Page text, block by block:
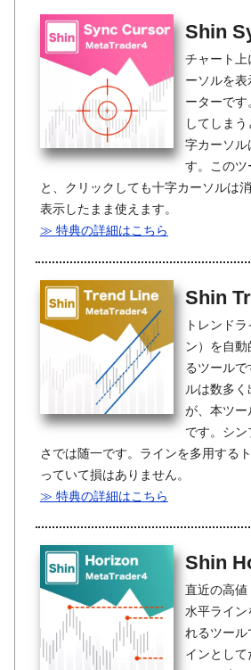
Shin
チャート上
ーソルを表
ーターです
してしま
字カーソル
す。このツ
と、クリックしても十字カーソルは
表示したまま使えます。
≫ 特典の詳細はこちら
Shin
トレンド
ン）を自
るツールで
ルは数多
が、本ツー
です。シン
さでは随一です。ラインを多用する
っていて損はありません。
≫ 特典の詳細はこちら
Shin
直近の高値
水平ライン
れるツール
インとし